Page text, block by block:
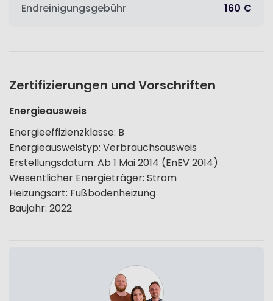
Endreinigungsgebühr 160 €
Zertifizierungen und Vorschriften
Energieausweis
Energieeffizienzklasse: B
Energieausweistyp: Verbrauchsausweis
Erstellungsdatum: Ab 1 Mai 2014 (EnEV 2014)
Wesentlicher Energieträger: Strom
Heizungsart: Fußbodenheizung
Baujahr: 2022